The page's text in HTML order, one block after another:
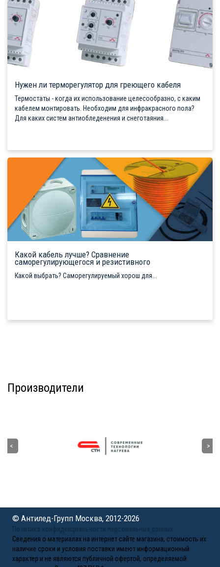
Нужен ли терморегулятор для греющего кабеля
Термостаты - когда их использование целесообразно, с каким
кабелем монтировать. Необходим для инфракрасного пола?
Для каких систем антиобледенения и снеготаяния...
Какой кабель лучше? Сравнение
саморегулирующегося и резистивного
Какой выбрать? Саморегулируемый хорош для...
Производители
© Антилед-Групп Москва, 2012-2026
Политика конфиденциальности персональных данных
Сведения о материалах на интернет сайте магазина, стоимость их
наличие сроки и условия поставки имеют информационный
характер и не являются публичной офертой, определяемой